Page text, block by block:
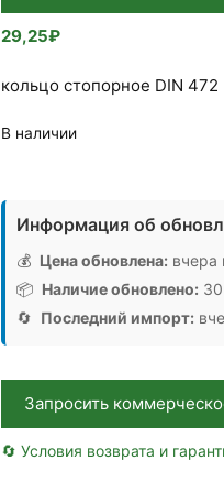
29,25₽
кольцо стопорное DIN
В наличии
товара
кольцо
стопорное
DIN
472
В45,
Аналог,
Информация об
💰 Цена обновлена: вчера
📦 Наличие обновлено:
🔄 Последний импорт:
Запросить
🔄 Условия возврата и